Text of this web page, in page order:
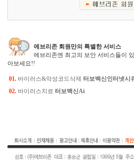
에브리존 회원만의 특별한 서비스
에브리존엔 최고의 보안 서비스들이
아보세요!!
01. 바이러스&악성코드삭제 터보백신인터넷시
02. 바이러스치료 터보백신Ai